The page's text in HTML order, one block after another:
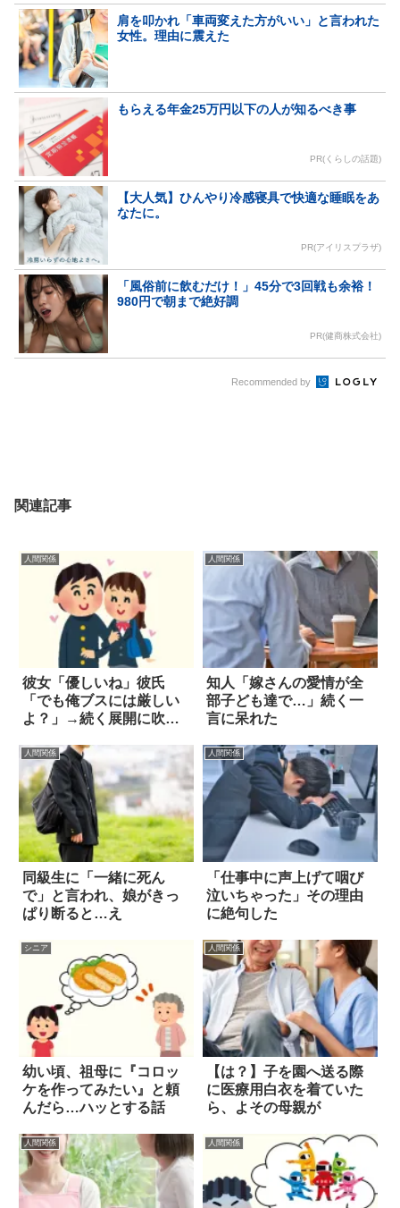
肩を叩かれ「車両変えた方がいい」と言われた
女性。理由に震えた
もらえる年金25万円以下の人が知るべき事
PR(くらしの話題)
【大人気】ひんやり冷感寝具で快適な睡眠をあ
なたに。
PR(アイリスプラザ)
「風俗前に飲むだけ！」45分で3回戦も余裕！
980円で朝まで絶好調
PR(健商株式会社)
Recommended by
関連記事
人間関係
彼女「優しいね」彼氏
「でも俺ブスには厳しい
よ？」→続く展開に吹い
人間関係
知人「嫁さんの愛情が全
部子ども達で…」続く一
言に呆れた
人間関係
同級生に「一緒に死ん
で」と言われ、娘がきっ
ぱり断ると…え
人間関係
「仕事中に声上げて咽び
泣いちゃった」その理由
に絶句した
シニア
幼い頃、祖母に『コロッ
ケを作ってみたい』と頼
んだら…ハッとする話
人間関係
【は？】子を園へ送る際
に医療用白衣を着ていた
ら、よその母親が
人間関係 人間関係